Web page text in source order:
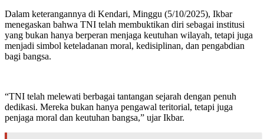
Dalam keterangannya di Kendari, Minggu (5/10/2025), Ikbar
menegaskan bahwa TNI telah membuktikan diri sebagai institusi
yang bukan hanya berperan menjaga keutuhan wilayah, tetapi juga
menjadi simbol keteladanan moral, kedisiplinan, dan pengabdian
bagi bangsa.
“TNI telah melewati berbagai tantangan sejarah dengan penuh
dedikasi. Mereka bukan hanya pengawal teritorial, tetapi juga
penjaga moral dan keutuhan bangsa,” ujar Ikbar.